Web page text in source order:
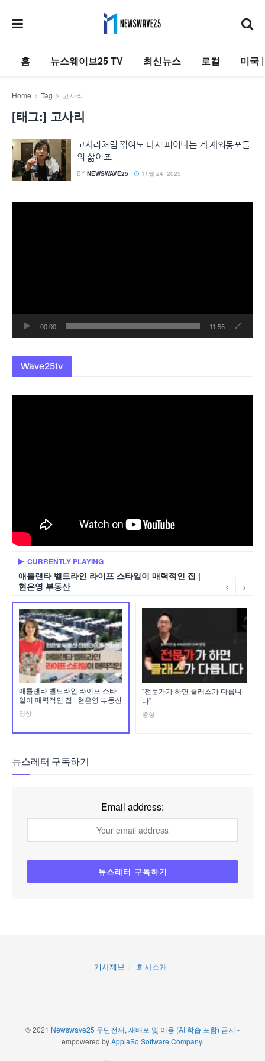
홈 뉴스웨이브25 TV 최신뉴스 로컬 미국
Home Tag 고사리
[태그:] 고사리
고사리처럼 꺾여도 다시 피어나는 게 재외동포들
의 삶이죠
BY NEWSWAVE25 11월 24, 2025
00:00 11:56
Wave25tv
CURRENTLY PLAYING
애틀랜타 벨트라인 라이프 스타일이 매력적인 집 |
현은영 부동산
애틀랜타 벨트라인 라이프 스타
일이 매력적인 집 | 현은영 부동산
영상
“전문가가 하면 클래스가 다릅니
다”
영상
뉴스레터 구독하기
Email address:
기사제보 회사소개
© 2021 Newswave25 무단전재, 재배포 및 이용 (AI 학습 포함) 금지 -
empowered byApplaSo Software Company.